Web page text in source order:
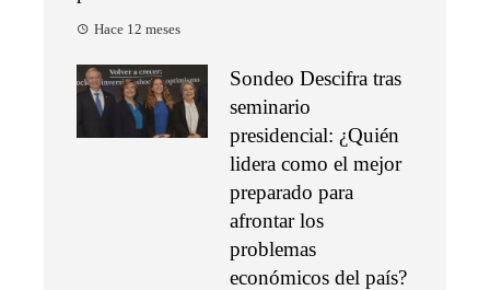
Hace 12 meses
Sondeo Descifra tras
seminario
presidencial: ¿Quién
lidera como el mejor
preparado para
afrontar los
problemas
económicos del país?